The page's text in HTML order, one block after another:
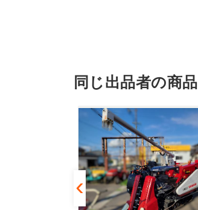
同じ出品者の商品